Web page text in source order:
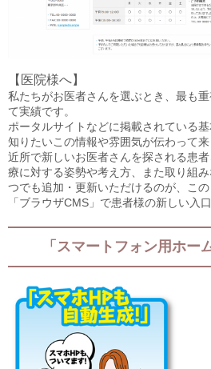
【医院様へ】
私たちがお医者さんを選ぶとき、最も
て実績です。
ポータルサイトなどに掲載されている
知りたいこの情報や雰囲気が伝わって来
近所で新しいお医者さんを探される患
療に対する姿勢や考え方、また取り組
つでも追加・更新いただけるのが、この
「ブラウザCMS」で患者様の新しい入
「スマートフォン用ホー